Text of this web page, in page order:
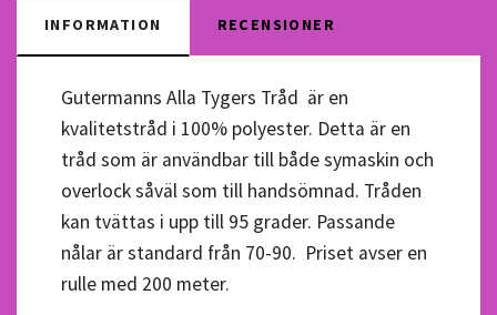
INFORMATION RECENSIONER
Gutermanns Alla Tygers Tråd är en
kvalitetstråd i 100% polyester. Detta är en
tråd som är användbar till både symaskin och
overlock såväl som till handsömnad. Tråden
kan tvättas i upp till 95 grader. Passande
nålar är standard från 70-90. Priset avser en
rulle med 200 meter.